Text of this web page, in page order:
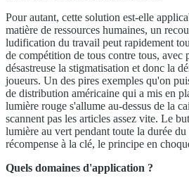
Pour autant, cette solution est-elle
matière de ressources humaines, un
ludification du travail peut rapidement
de compétition de tous contre tous, avec
désastreuse la stigmatisation et donc la
joueurs. Un des pires exemples qu'on
de distribution américaine qui a mis en
lumière rouge s'allume au-dessus de la
scannent pas les articles assez vite. Le
lumière au vert pendant toute la durée
récompense à la clé, le principe en
Quels domaines d'application ?